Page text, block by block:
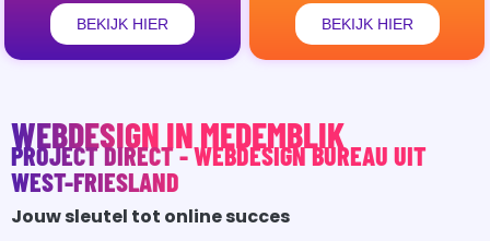
BEKIJK HIER BEKIJK HIER
WEBDESIGN IN MEDEMBLIK
PROJECT DIRECT - WEBDESIGN BUREAU UIT
WEST-FRIESLAND
Jouw sleutel tot online succes